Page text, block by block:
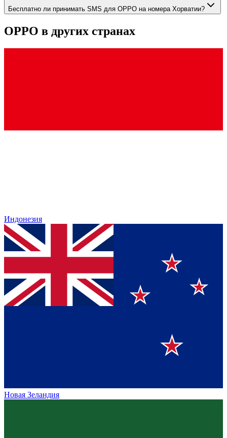
Бесплатно ли принимать SMS для OPPO на номера Хорватии?
OPPO в других странах
Индонезия
Новая Зеландия